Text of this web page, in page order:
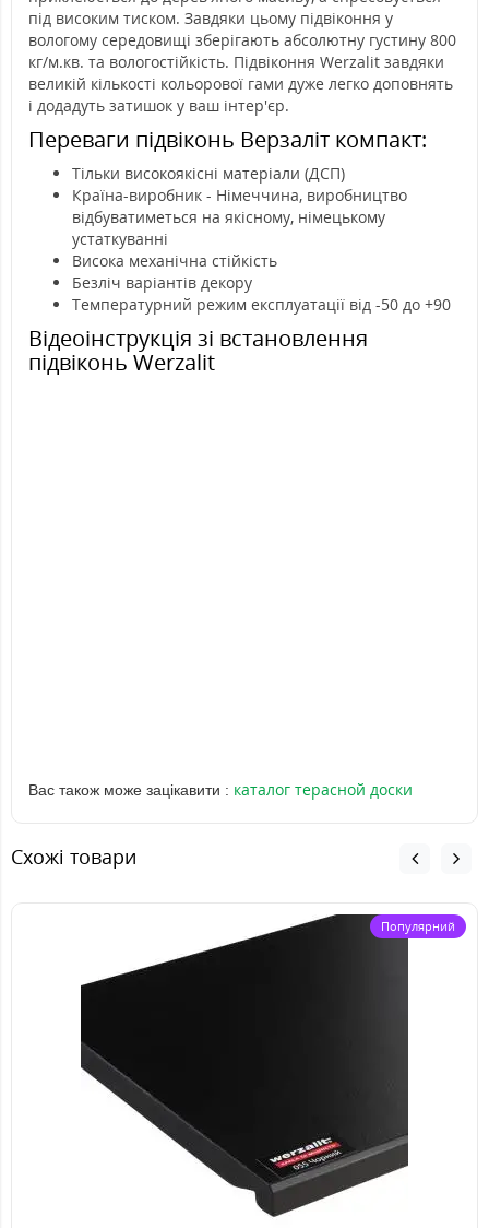
під високим тиском. Завдяки цьому підвіконня у
вологому середовищі зберігають абсолютну густину 800
кг/м.кв. та вологостійкість. Підвіконня Werzalit завдяки
великій кількості кольорової гами дуже легко доповнять
і додадуть затишок у ваш інтер'єр.
Переваги підвіконь Верзаліт компакт:
Тільки високоякісні матеріали (ДСП)
Країна-виробник - Німеччина, виробництво
відбуватиметься на якісному, німецькому
устаткуванні
Висока механічна стійкість
Безліч варіантів декору
Температурний режим експлуатації від -50 до +90
Відеоінструкція зі встановлення
підвіконь Werzalit
Вас також може зацікавити : каталог терасной доски
Схожі товари
Популярний